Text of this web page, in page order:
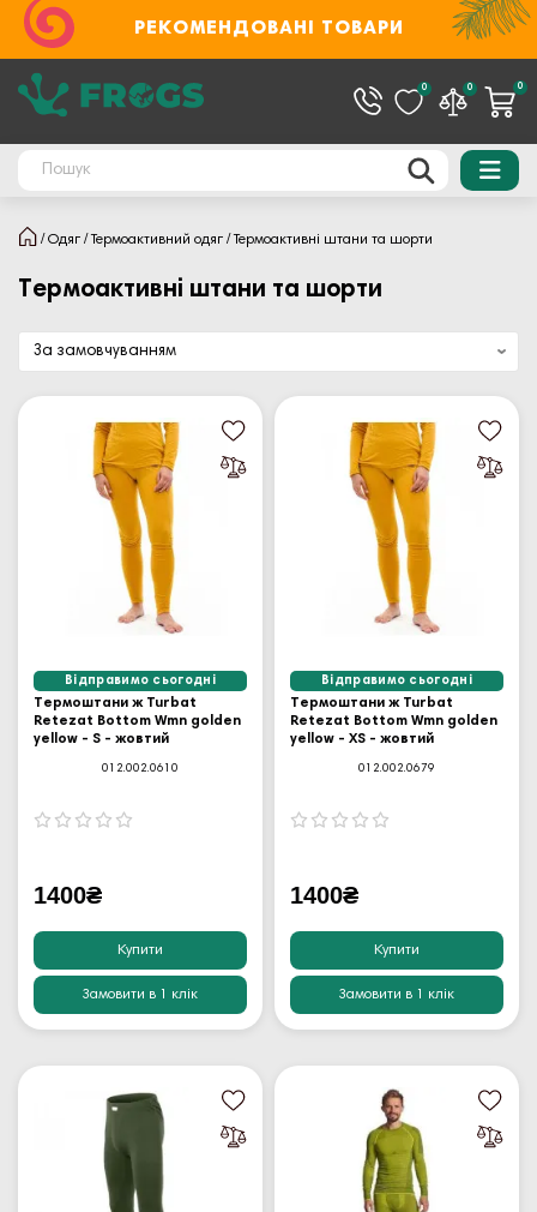
РЕКОМЕНДОВАНІ ТОВАРИ
0 0 0
Одяг Термоактивний одяг Термоактивні штани та шорти
Термоактивні штани та шорти
Відправимо сьогодні
Термоштани ж Turbat
Retezat Bottom Wmn golden
yellow - S - жовтий
012.002.0610
1400₴
Купити
Замовити в 1 клік
Відправимо сьогодні
Термоштани ж Turbat
Retezat Bottom Wmn golden
yellow - XS - жовтий
012.002.0679
1400₴
Купити
Замовити в 1 клік